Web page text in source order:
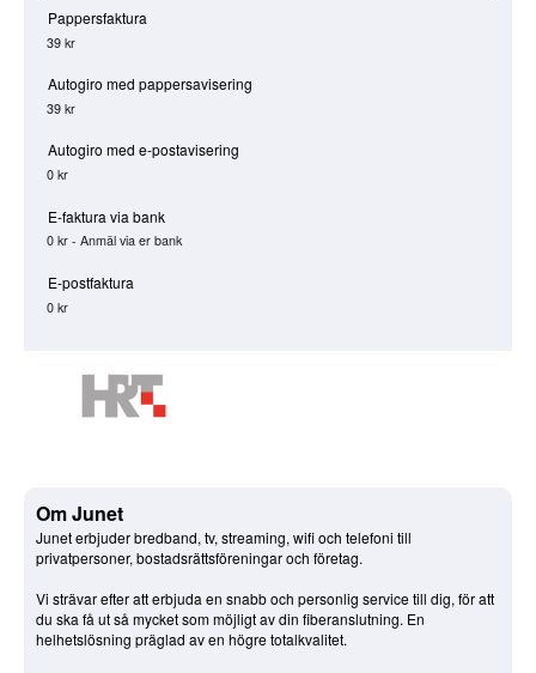
Pappersfaktura
39 kr
Autogiro med pappersavisering
39 kr
Autogiro med e-postavisering
0 kr
E-faktura via bank
0 kr - Anmäl via er bank
E-postfaktura
0 kr
Om Junet
Junet erbjuder bredband, tv, streaming, wifi och telefoni till
privatpersoner, bostadsrättsföreningar och företag.
Vi strävar efter att erbjuda en snabb och personlig service till dig, för att
du ska få ut så mycket som möjligt av din fiberanslutning. En
helhetslösning präglad av en högre totalkvalitet.